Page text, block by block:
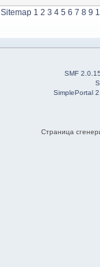
Sitemap 1 2 3 4 5 6 7 8 9
SMF
SimplePortal
Страница